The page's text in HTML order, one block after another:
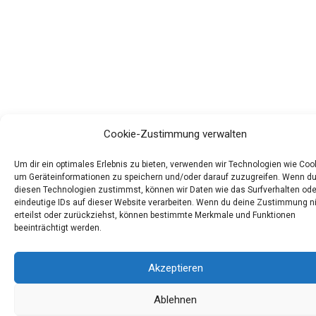
Cookie-Zustimmung verwalten
Um dir ein optimales Erlebnis zu bieten, verwenden wir Technologien wie
um Geräteinformationen zu speichern und/oder darauf zuzugreifen. Wenn du
diesen Technologien zustimmst, können wir Daten wie das Surfverhalten
eindeutige IDs auf dieser Website verarbeiten. Wenn du deine Zustimmung
erteilst oder zurückziehst, können bestimmte Merkmale und Funktionen
beeinträchtigt werden.
Akzeptieren
Ablehnen